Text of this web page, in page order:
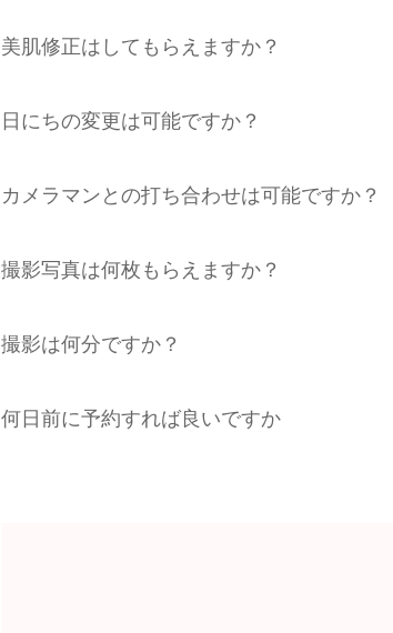
美肌修正はしてもらえますか？
日にちの変更は可能ですか？
カメラマンとの打ち合わせは可能ですか？
撮影写真は何枚もらえますか？
撮影は何分ですか？
何日前に予約すれば良いですか